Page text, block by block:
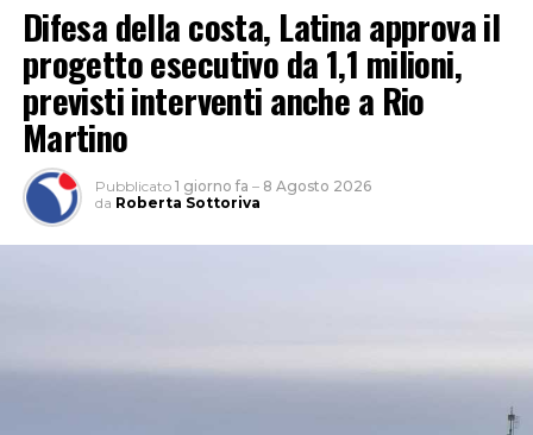
Difesa della costa, Latina approva il
progetto esecutivo da 1,1 milioni,
previsti interventi anche a Rio
Martino
Pubblicato 1 giorno fa – 8 Agosto 2026
da Roberta Sottoriva